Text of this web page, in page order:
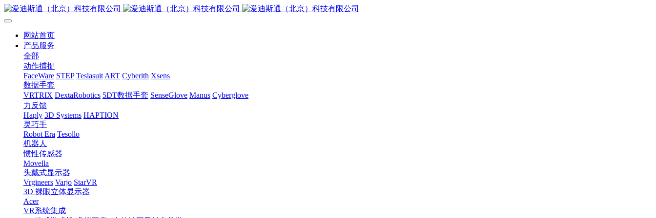
网站首页
产品服务
全部
动作捕捉
FaceWare STEP Teslasuit ART Cyberith Xsens
数据手套
VRTRIX DextaRobotics 5DT数据手套 SenseGlove Manus Cyberglove
力反馈
Haply 3D Systems HAPTION
灵巧手
Robot Era Tesollo
机器人
惯性传感器
Movella
头戴式显示器
Vrgineers Varjo StarVR
3D 裸眼立体显示器
Acer
VR系统集成